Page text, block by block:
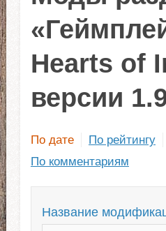
Hearts of
версии
По дате По рейтингу
По комментариям
Название